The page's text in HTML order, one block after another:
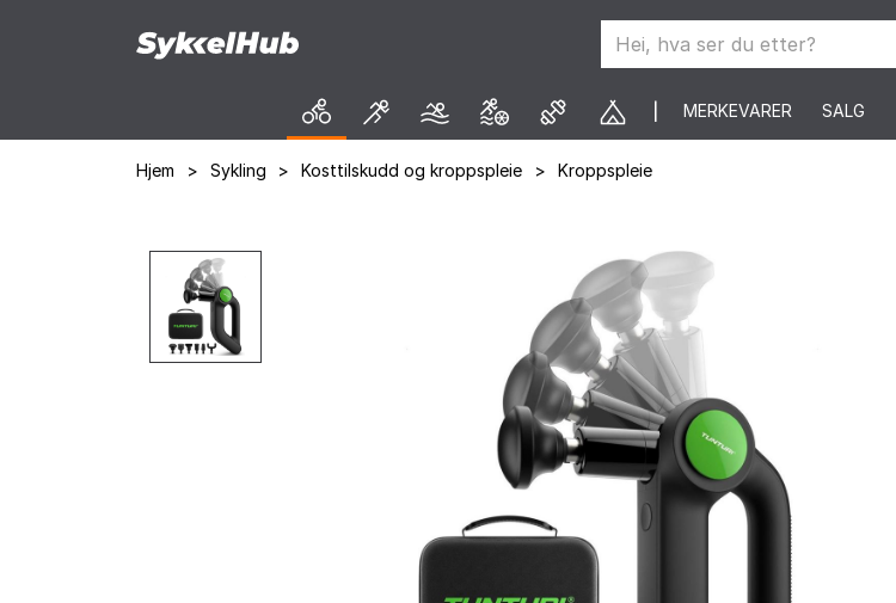
MERKEVARER SALG
Hjem > Sykling > Kosttilskudd og kroppspleie > Kroppspleie